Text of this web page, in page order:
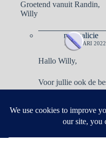
Groetend vanuit Randin,
Willy
naargalicie
1 JANUARI
Hallo Willy,
Voor jullie ook de
Reacties